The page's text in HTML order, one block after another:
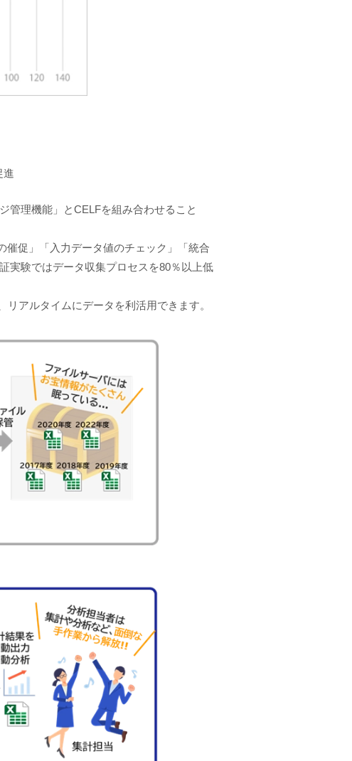
進
管理機能」とCELFを組み合わせること
促」「入力データ値のチェック」「統合
実験ではデータ収集プロセスを80％以上低
アルタイムにデータを利活用できます。